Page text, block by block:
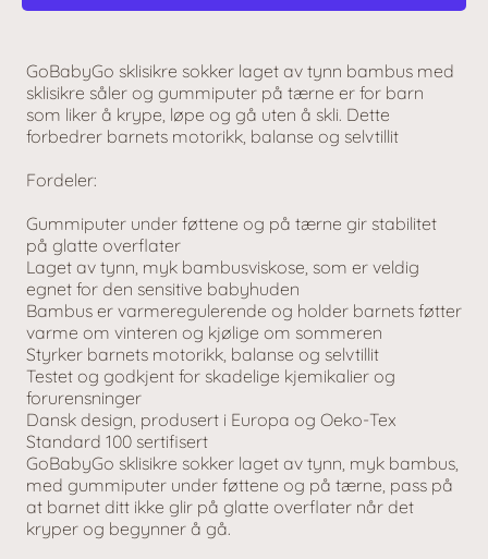
GoBabyGo sklisikre sokker laget av tynn bambus med
sklisikre såler og gummiputer på tærne er for barn
som liker å krype, løpe og gå uten å skli. Dette
forbedrer barnets motorikk, balanse og selvtillit
Fordeler:
Gummiputer under føttene og på tærne gir stabilitet
på glatte overflater
Laget av tynn, myk bambusviskose, som er veldig
egnet for den sensitive babyhuden
Bambus er varmeregulerende og holder barnets føtter
varme om vinteren og kjølige om sommeren
Styrker barnets motorikk, balanse og selvtillit
Testet og godkjent for skadelige kjemikalier og
forurensninger
Dansk design, produsert i Europa og Oeko-Tex
Standard 100 sertifisert
GoBabyGo sklisikre sokker laget av tynn, myk bambus,
med gummiputer under føttene og på tærne, pass på
at barnet ditt ikke glir på glatte overflater når det
kryper og begynner å gå.